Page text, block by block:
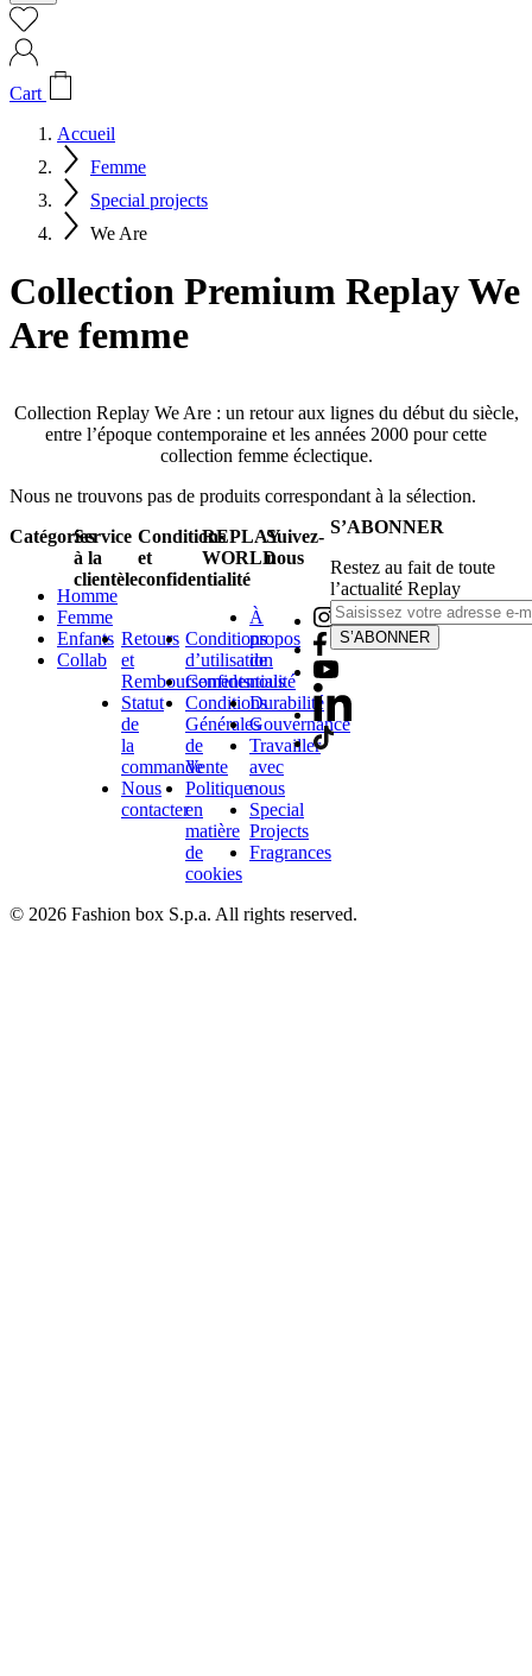
Cart
Accueil
Femme
Special projects
We Are
Collection Premium Replay We
Are femme
Collection Replay We Are : un retour aux lignes du début du siècle,
entre l’époque contemporaine et les années 2000 pour cette
collection femme éclectique.
Nous ne trouvons pas de produits correspondant à la sélection.
Catégories
Homme
Femme
Enfants
Collab
Service
à la
clientèle
Retours
et
Remboursements
Statut
de
la
commande
Nous
contacter
Conditions
et
confidentialité
Conditions
d’utilisation
Confidentialité
Conditions
Générales
de
Vente
Politique
en
matière
de
cookies
REPLAY
WORLD
À
propos
de
nous
Durabilité
Gouvernance
Travailler
avec
nous
Special
Projects
Fragrances
Suivez-
nous
S’ABONNER
Restez au fait de toute
l’actualité Replay
S’ABONNER
© 2026 Fashion box S.p.a. All rights reserved.